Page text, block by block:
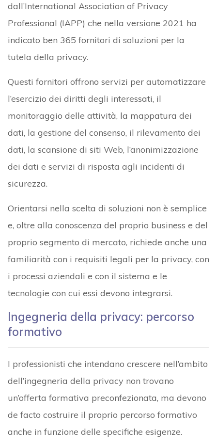
dall’International Association of Privacy
Professional (IAPP) che nella versione 2021 ha
indicato ben 365 fornitori di soluzioni per la
tutela della privacy.
Questi fornitori offrono servizi per automatizzare
l’esercizio dei diritti degli interessati, il
monitoraggio delle attività, la mappatura dei
dati, la gestione del consenso, il rilevamento dei
dati, la scansione di siti Web, l’anonimizzazione
dei dati e servizi di risposta agli incidenti di
sicurezza.
Orientarsi nella scelta di soluzioni non è semplice
e, oltre alla conoscenza del proprio business e del
proprio segmento di mercato, richiede anche una
familiarità con i requisiti legali per la privacy, con
i processi aziendali e con il sistema e le
tecnologie con cui essi devono integrarsi.
Ingegneria della privacy: percorso
formativo
I professionisti che intendano crescere nell’ambito
dell’ingegneria della privacy non trovano
un’offerta formativa preconfezionata, ma devono
de facto costruire il proprio percorso formativo
anche in funzione delle specifiche esigenze.